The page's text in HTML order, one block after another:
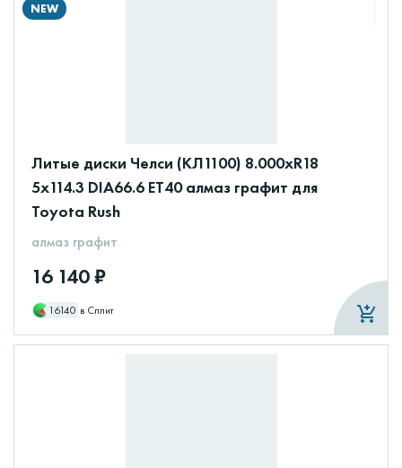
NEW
Литые диски Челси (КЛ1100) 8.000xR18
5x114.3 DIA66.6 ET40 алмаз графит для
Toyota Rush
алмаз графит
16 140 ₽
16140 в Сплит